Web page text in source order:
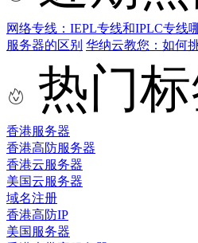
网络专线：IEPL专线和IPLC专线
服务器的区别 华纳云教您：如何
热门
香港服务器
香港高防服务器
香港云服务器
美国云服务器
域名注册
香港高防IP
美国服务器